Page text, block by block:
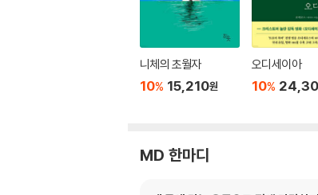
니체의 초월자
10% 15,210원
오디세이아
10%
MD 한마디